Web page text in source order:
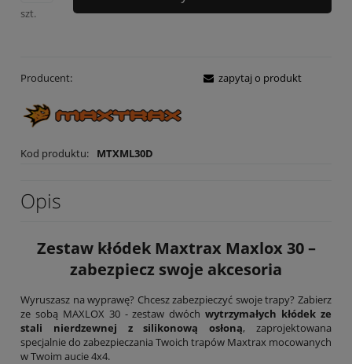
szt.
Producent:
Kod produktu: MTXML30D
zapytaj o produkt
Opis
Zestaw kłódek Maxtrax Maxlox 30 –
zabezpiecz swoje akcesoria
Wyruszasz na wyprawę? Chcesz zabezpieczyć swoje trapy? Zabierz
ze sobą MAXLOX 30 - zestaw dwóchwytrzymałych kłódek ze
stali nierdzewnej z silikonową osłoną, zaprojektowana
specjalnie do zabezpieczania Twoich trapów Maxtrax mocowanych
w Twoim aucie 4x4.